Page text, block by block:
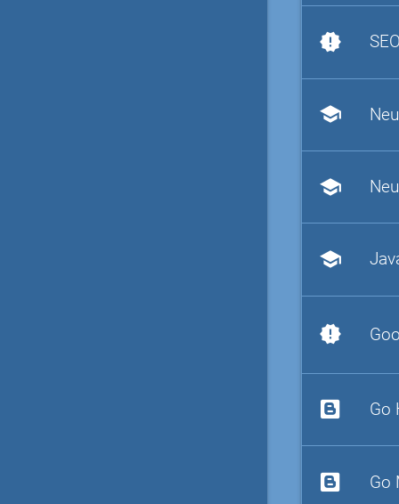
new_releases
school
school
school
new_releases
Go
Go